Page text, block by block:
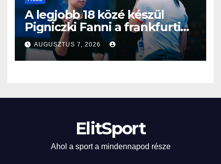
A legjobb 18 közé készül
Pigniczki Fanni a frankfurti
világbajnokságon
AUGUSZTUS 7, 2026
ElitSport
Ahol a sport a mindennapod része